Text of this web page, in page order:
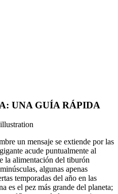
UNA GUÍA RÁPIDA
un mensaje se extiende por las
acude puntualmente al
la alimentación del tiburón
algunas apenas
temporadas del año en las
es el pez más grande del planeta;